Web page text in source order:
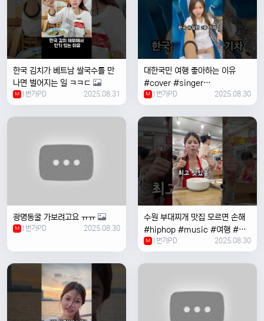
한국 김치가 베트남 쌀국수를 만
나면 벌어지는 일 ㅋㅋㄷ
M 1번가PD 2025.08.31
대한국민 여행 좋아하는 이유
#cover #singer
#coversong #music #한국
여행 #한국
M 1번가PD 2025.08.30
광명동굴 가보려고요 ㅠㅠ
M 1번가PD 2025.08.30
수원 부대찌개 맛집 모르면 손해
#hiphop #music #여행 #맛
집 #수원 #한국여행 #베트남여
자 #혼자여행
M 1번가PD 2025.08.30